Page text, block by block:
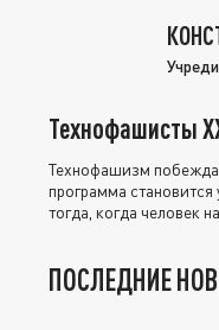
Технофашисты
Технофашизм
программа
тогда, когда человек
ПОСЛЕДНИЕ